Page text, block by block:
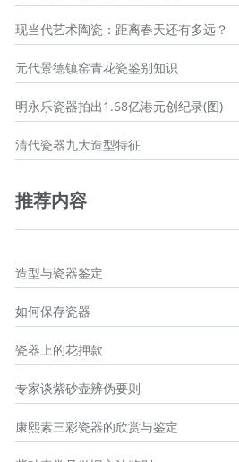
现当代艺术陶瓷：距离春天还有多远？
元代景德镇窑青花瓷鉴别知识
明永乐瓷器拍出1.68亿港元创纪录(图)
清代瓷器九大造型特征
推荐内容
造型与瓷器鉴定
如何保存瓷器
瓷器上的花押款
专家谈紫砂壶辨伪要则
康熙素三彩瓷器的欣赏与鉴定